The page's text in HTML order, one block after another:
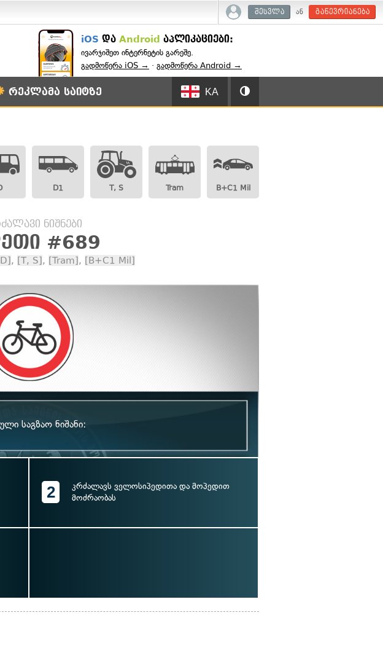
შესვლა ან გაწევრიანება
iOS და Android აპლიკაციები:
ივარჯიშეთ ინტერნეტის გარეშე.
გადმოწერა iOS → · გადმოწერა Android →
რეკლამა საიტზე KA
D1 T, S Tram B+C1 Mil
ნიშნები
#689
, [T, S], [Tram], [B+C1 Mil]
საგზაო ნიშანი:
2
კრძალავს ველოსიპედითა და მოპედით
მოძრაობას